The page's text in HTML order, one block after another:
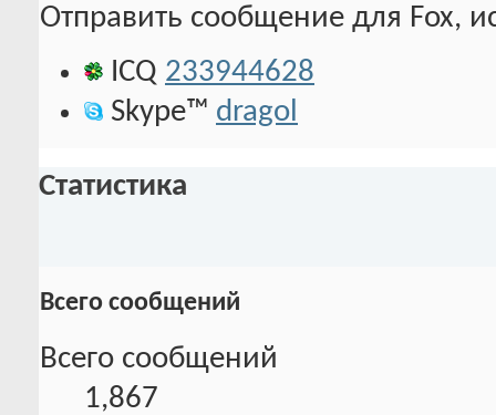
Отправить сообщение для Fox,
ICQ 233944628
Skype™ dragol
Статистика
Всего сообщений
Всего сообщений
1,867